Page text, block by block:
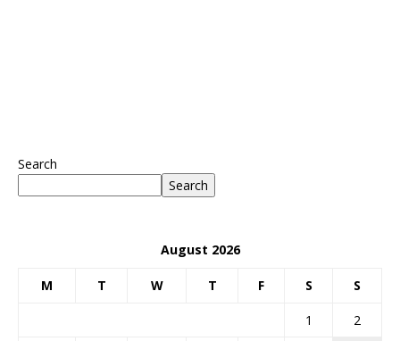
Search
Search
August 2026
M T W T F S S
1
2